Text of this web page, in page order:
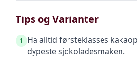
Tips og Varianter
1
Ha alltid førsteklasses
dypeste sjokoladesmaken.